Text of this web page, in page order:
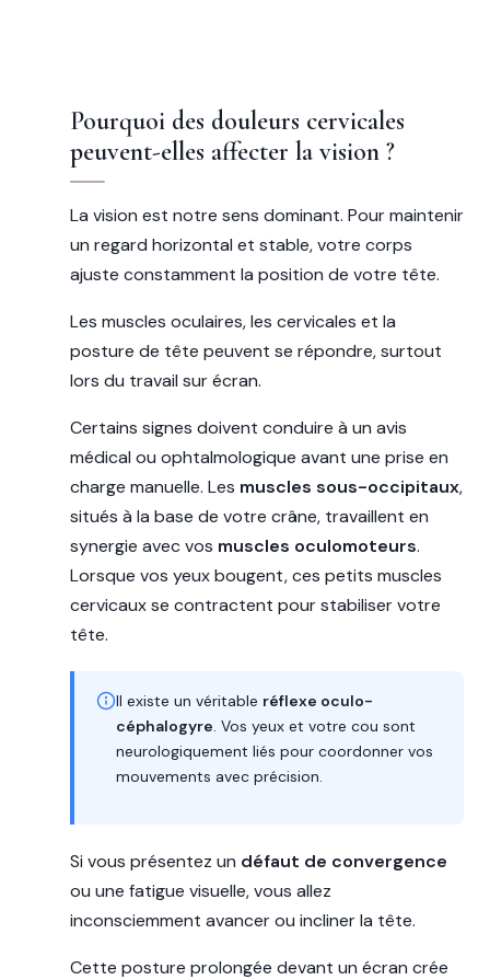
Pourquoi des douleurs cervicales
peuvent-elles affecter la vision ?
La vision est notre sens dominant. Pour maintenir
un regard horizontal et stable, votre corps
ajuste constamment la position de votre tête.
Les muscles oculaires, les cervicales et la
posture de tête peuvent se répondre, surtout
lors du travail sur écran.
Certains signes doivent conduire à un avis
médical ou ophtalmologique avant une prise en
charge manuelle. Les muscles sous-occipitaux,
situés à la base de votre crâne, travaillent en
synergie avec vos muscles oculomoteurs.
Lorsque vos yeux bougent, ces petits muscles
cervicaux se contractent pour stabiliser votre
tête.
Il existe un véritable réflexe oculo-
céphalogyre. Vos yeux et votre cou sont
neurologiquement liés pour coordonner vos
mouvements avec précision.
Si vous présentez un défaut de convergence
ou une fatigue visuelle, vous allez
inconsciemment avancer ou incliner la tête.
Cette posture prolongée devant un écran crée